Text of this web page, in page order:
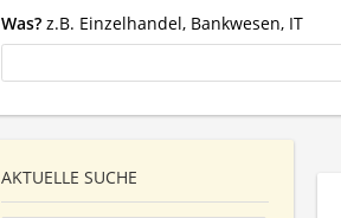
Was? z.B. Einzelhandel, Bankwesen, IT
AKTUELLE SUCHE